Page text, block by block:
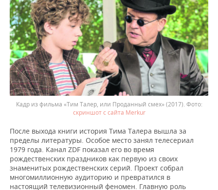
Кадр из фильма «Тим Талер, или Проданный смех» (2017).
скриншот с сайта Merkur
После выхода книги история Тима Талера вышла за
пределы литературы. Особое место занял телесериал
1979 года. Канал ZDF показал его во время
рождественских праздников как первую из своих
знаменитых рождественских серий. Проект собрал
многомиллионную аудиторию и превратился в
настоящий телевизионный феномен. Главную роль